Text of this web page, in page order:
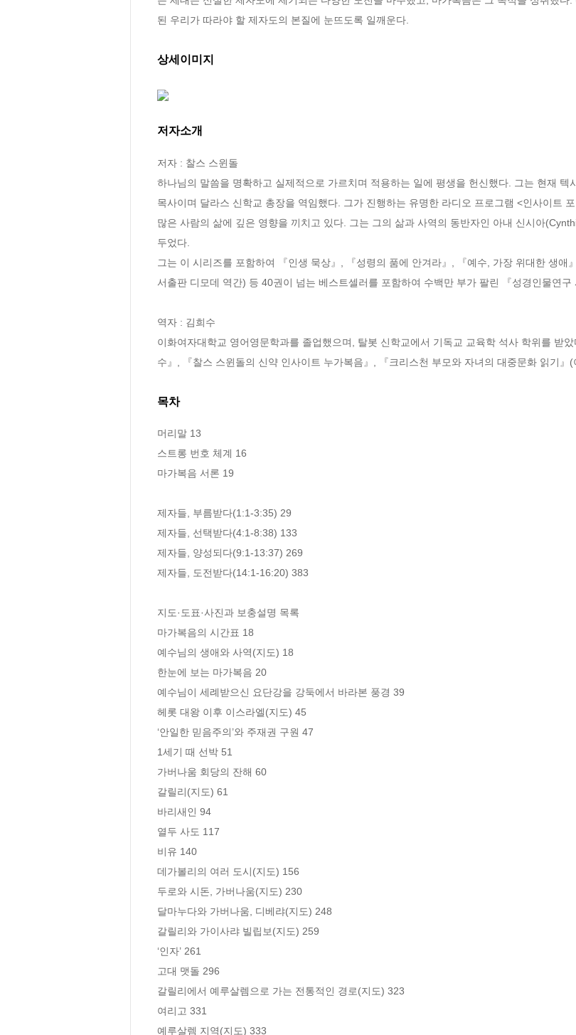
된 우리가 따라야 할 제자도의 본질에 눈뜨도록 일깨운다.
상세이미지
저자소개
저자 : 찰스 스윈돌
하나님의 말씀을 명확하고 실제적으로 가르치며 적용하는 일에 평생을 헌신했다. 그는 현재 텍
목사이며 달라스 신학교 총장을 역임했다. 그가 진행하는 유명한 라디오 프로그램 <인사이트
많은 사람의 삶에 깊은 영향을 끼치고 있다. 그는 그의 삶과 사역의 동반자인 아내 신시아
두었다.
그는 이 시리즈를 포함하여 『인생 묵상』, 『성령의 품에 안겨라』, 『예수, 가장 위대한 생애
서출판 디모데 역간) 등 40권이 넘는 베스트셀러를 포함하여 수백만 부가 팔린 『성경인물연구
역자 : 김희수
이화여자대학교 영어영문학과를 졸업했으며, 탈봇 신학교에서 기독교 교육학 석사 학위를 받
수』, 『찰스 스윈돌의 신약 인사이트 누가복음』, 『크리스천 부모와 자녀의 대중문화 읽기』(
목차
머리말 13
스트롱 번호 체계 16
마가복음 서론 19
제자들, 부름받다(1:1-3:35) 29
제자들, 선택받다(4:1-8:38) 133
제자들, 양성되다(9:1-13:37) 269
제자들, 도전받다(14:1-16:20) 383
지도·도표·사진과 보충설명 목록
마가복음의 시간표 18
예수님의 생애와 사역(지도) 18
한눈에 보는 마가복음 20
예수님이 세례받으신 요단강을 강둑에서 바라본 풍경 39
헤롯 대왕 이후 이스라엘(지도) 45
‘안일한 믿음주의’와 주재권 구원 47
1세기 때 선박 51
가버나움 회당의 잔해 60
갈릴리(지도) 61
바리새인 94
열두 사도 117
비유 140
데가볼리의 여러 도시(지도) 156
두로와 시돈, 가버나움(지도) 230
달마누다와 가버나움, 디베랴(지도) 248
갈릴리와 가이사랴 빌립보(지도) 259
‘인자’ 261
고대 맷돌 296
갈릴리에서 예루살렘으로 가는 전통적인 경로(지도) 323
여리고 331
예루살렘 지역(지도) 333